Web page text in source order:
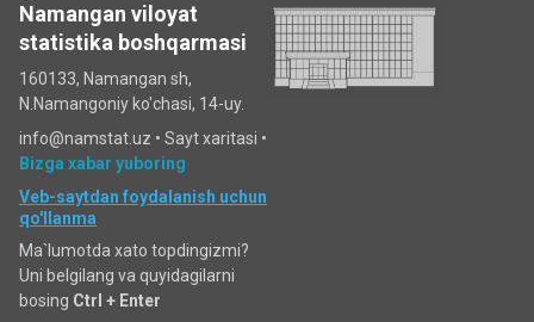
Namangan viloyat
statistika boshqarmasi
160133, Namangan sh,
N.Namangoniy ko'chasi, 14-uy.
info@namstat.uz • Sayt xaritasi •
Bizga xabar yuboring
Veb-saytdan foydalanish uchun
qo'llanma
Ma`lumotda xato topdingizmi?
Uni belgilang va quyidagilarni
bosing Ctrl + Enter